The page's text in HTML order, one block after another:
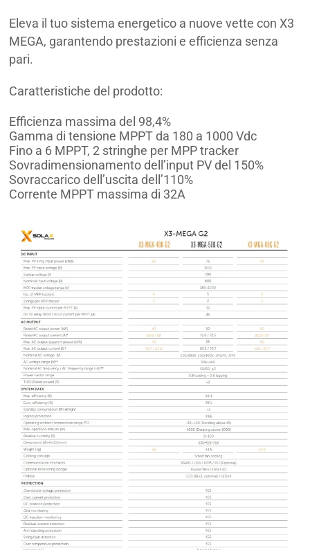
Eleva il tuo sistema energetico a nuove vette con X3
MEGA, garantendo prestazioni e efficienza senza
pari.
Caratteristiche del prodotto:
Efficienza massima del 98,4%
Gamma di tensione MPPT da 180 a 1000 Vdc
Fino a 6 MPPT, 2 stringhe per MPP tracker
Sovradimensionamento dell’input PV del 150%
Sovraccarico dell’uscita dell’110%
Corrente MPPT massima di 32A